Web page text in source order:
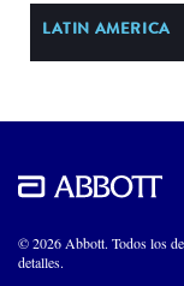
LATIN AMERICA
© 2026 Abbott. Todos los
detalles.